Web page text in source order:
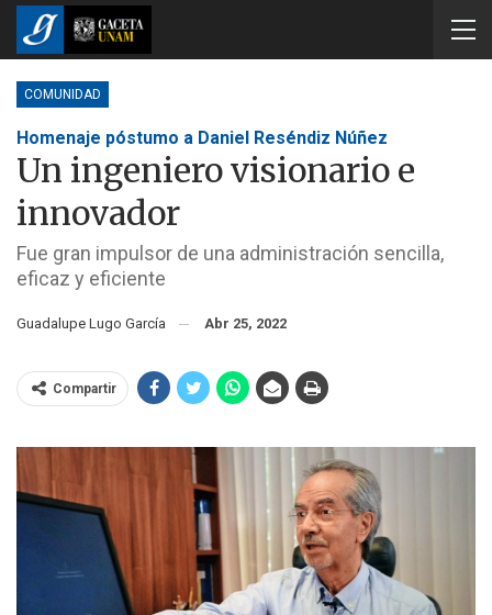
COMUNIDAD
Homenaje póstumo a Daniel Reséndiz Núñez
Un ingeniero visionario e
innovador
Fue gran impulsor de una administración sencilla,
eficaz y eficiente
Guadalupe Lugo García Abr 25, 2022
Compartir